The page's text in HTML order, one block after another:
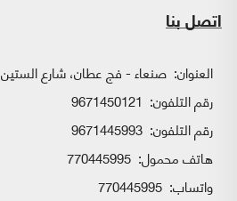
اتصل بنا
العنوان: صنعاء - فج عطان، شارع الستين
رقم التلفون: 9671450121
رقم التلفون: 9671445993
هاتف محمول: 770445995
واتساب: